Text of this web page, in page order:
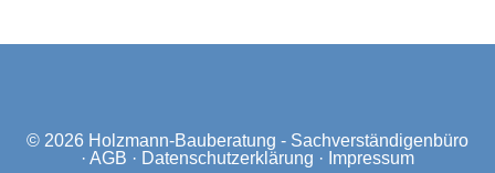
© 2026 Holzmann-Bauberatung - Sachverständigenbüro
· AGB · Datenschutzerklärung · Impressum